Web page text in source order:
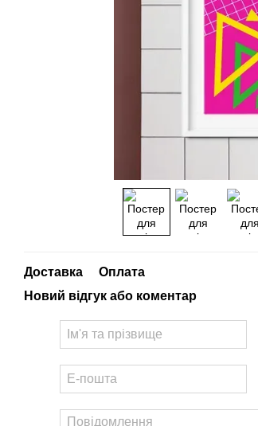
Доставка
Оплата
Новий відгук або коментар